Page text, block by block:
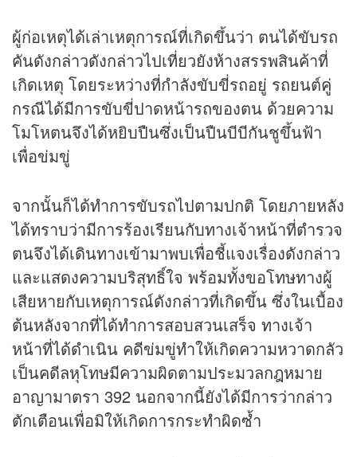
ผู้ก่อเหตุได้เล่าเหตุการณ์ที่เกิดขึ้นว่า ตนได้ขับรถ
คันดังกล่าวดังกล่าวไปเที่ยวยังห้างสรรพสินค้าที่
เกิดเหตุ โดยระหว่างที่กำลังขับขี่รถอยู่ รถยนต์คู่
กรณีได้มีการขับขี่ปาดหน้ารถของตน ด้วยความ
โมโหตนจึงได้หยิบปืนซึ่งเป็นปืนบีบีกันชูขึ้นฟ้า
เพื่อข่มขู่
จากนั้นก็ได้ทำการขับรถไปตามปกติ โดยภายหลัง
ได้ทราบว่ามีการร้องเรียนกับทางเจ้าหน้าที่ตำรวจ
ตนจึงได้เดินทางเข้ามาพบเพื่อชี้แจงเรื่องดังกล่าว
และแสดงความบริสุทธิ์ใจ พร้อมทั้งขอโทษทางผู้
เสียหายกับเหตุการณ์ดังกล่าวที่เกิดขึ้น ซึ่งในเบื้อง
ต้นหลังจากที่ได้ทำการสอบสวนเสร็จ ทางเจ้า
หน้าที่ได้ดำเนิน คดีข่มขู่ทำให้เกิดความหวาดกลัว
เป็นคดีลหุโทษมีความผิดตามประมวลกฎหมาย
อาญามาตรา 392 นอกจากนี้ยังได้มีการว่ากล่าว
ตักเตือนเพื่อมิให้เกิดการกระทำผิดซ้ำ